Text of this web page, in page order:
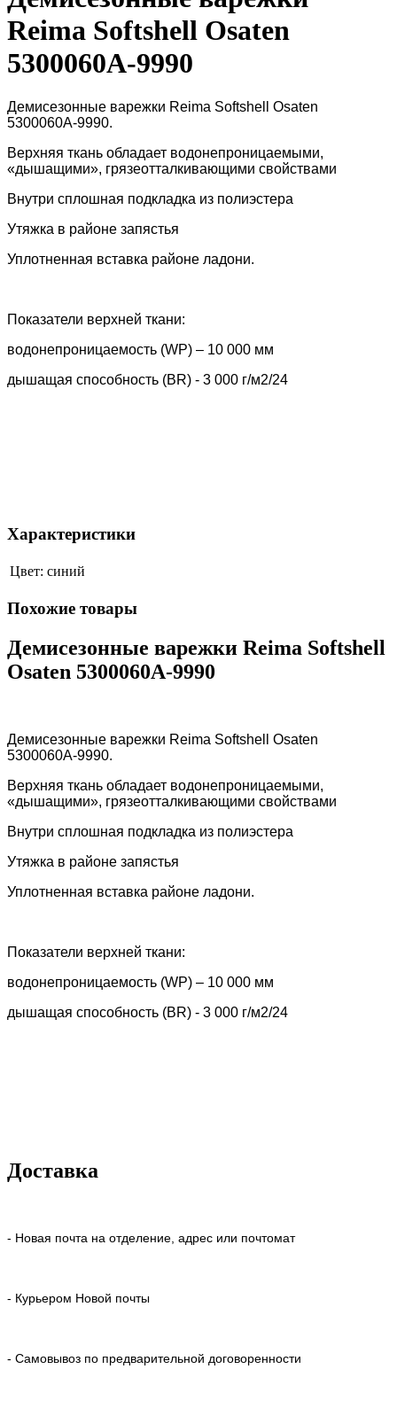
Reima Softshell Osaten
5300060A-9990
Демисезонные варежки Reima Softshell Osaten
5300060A-9990.
Верхняя ткань обладает водонепроницаемыми,
«дышащими», грязеотталкивающими свойствами
Внутри сплошная подкладка из полиэстера
Утяжка в районе запястья
Уплотненная вставка районе ладони.
Показатели верхней ткани:
водонепроницаемость (WP) – 10 000 мм
дышащая способность (BR) - 3 000 г/м2/24
Характеристики
Цвет: синий
Похожие товары
Демисезонные варежки Reima Softshell
Osaten 5300060A-9990
Демисезонные варежки Reima Softshell Osaten
5300060A-9990.
Верхняя ткань обладает водонепроницаемыми,
«дышащими», грязеотталкивающими свойствами
Внутри сплошная подкладка из полиэстера
Утяжка в районе запястья
Уплотненная вставка районе ладони.
Показатели верхней ткани:
водонепроницаемость (WP) – 10 000 мм
дышащая способность (BR) - 3 000 г/м2/24
Доставка
- Новая почта на отделение, адрес или почтомат
- Курьером Новой почты
- Самовывоз по предварительной договоренности